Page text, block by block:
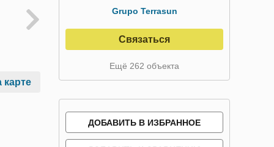
карте
Grupo Terrasun
Связаться
Ещё 262 объекта
ДОБАВИТЬ В ИЗБРАННОЕ